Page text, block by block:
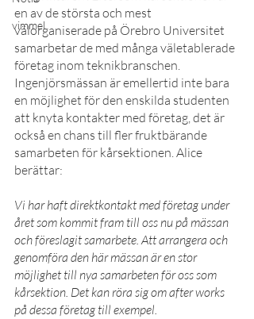
vimmel
en av de största och mest
välorganiserade på Örebro Universitet
samarbetar de med många väletablerade
företag inom teknikbranschen.
Ingenjörsmässan är emellertid inte bara
en möjlighet för den enskilda studenten
att knyta kontakter med företag, det är
också en chans till fler fruktbärande
samarbeten för kårsektionen. Alice
berättar:
Vi har haft direktkontakt med företag under
året som kommit fram till oss nu på mässan
och föreslagit samarbete. Att arrangera och
genomföra den här mässan är en stor
möjlighet till nya samarbeten för oss som
kårsektion. Det kan röra sig om after works
på dessa företag till exempel.